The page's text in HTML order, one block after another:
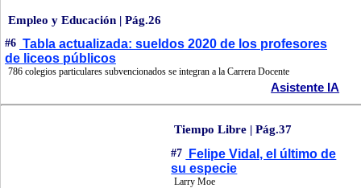
Empleo y Educación | Pág.26
#6 Tabla actualizada: sueldos 2020 de los profesores
de liceos públicos
786 colegios particulares subvencionados se integran a la Carrera Docente
Asistente IA
Tiempo Libre | Pág.37
#7
Felipe Vidal, el último de
su especie
Larry Moe